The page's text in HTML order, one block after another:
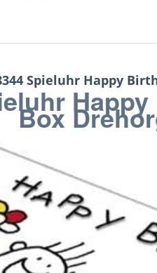
Spieluhr Happy
Box